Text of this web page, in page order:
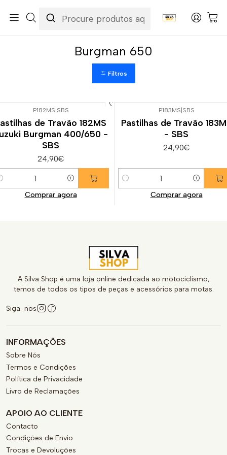
Suspensão & Travões
Pastilhas de Travão Suzuki Burgman 650
Burgman 650
Filtros
P182MS|SBS
de Travão 182MS
Burgman 400/650 -
SBS
24,90€
Comprar agora
P183MS|SBS
Pastilhas de Travão
- SBS
24,90€
Quantidade
Comprar agora
A Silva Shop é uma loja online dedicada ao motociclismo,
temos de todos os tipos de peças e acessórios para motas.
Siga-nos
INFORMAÇÕES
Sobre Nós
Termos e Condições
Política de Privacidade
Livro de Reclamações
APOIO AO CLIENTE
Contacto
Condições de Envio
Trocas e Devoluções